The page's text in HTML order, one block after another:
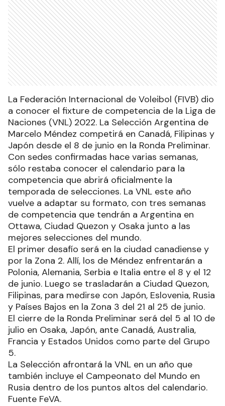
La Federación Internacional de Voleibol (FIVB) dio
a conocer el fixture de competencia de la Liga de
Naciones (VNL) 2022. La Selección Argentina de
Marcelo Méndez competirá en Canadá, Filipinas y
Japón desde el 8 de junio en la Ronda Preliminar.
Con sedes confirmadas hace varias semanas,
sólo restaba conocer el calendario para la
competencia que abrirá oficialmente la
temporada de selecciones. La VNL este año
vuelve a adaptar su formato, con tres semanas
de competencia que tendrán a Argentina en
Ottawa, Ciudad Quezon y Osaka junto a las
mejores selecciones del mundo.
El primer desafío será en la ciudad canadiense y
por la Zona 2. Allí, los de Méndez enfrentarán a
Polonia, Alemania, Serbia e Italia entre el 8 y el 12
de junio. Luego se trasladarán a Ciudad Quezon,
Filipinas, para medirse con Japón, Eslovenia, Rusia
y Países Bajos en la Zona 3 del 21 al 25 de junio.
El cierre de la Ronda Preliminar será del 5 al 10 de
julio en Osaka, Japón, ante Canadá, Australia,
Francia y Estados Unidos como parte del Grupo
5.
La Selección afrontará la VNL en un año que
también incluye el Campeonato del Mundo en
Rusia dentro de los puntos altos del calendario.
Fuente FeVA.